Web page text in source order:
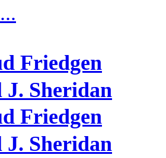
Friedgen
J. Sheridan
Friedgen
J. Sheridan